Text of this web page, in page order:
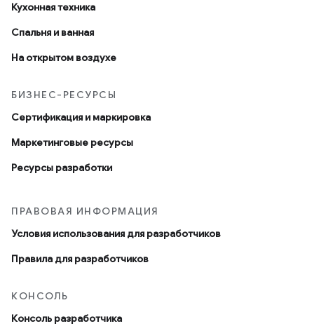
Кухонная техника
Спальня и ванная
На открытом воздухе
БИЗНЕС-РЕСУРСЫ
Сертификация и маркировка
Маркетинговые ресурсы
Ресурсы разработки
ПРАВОВАЯ ИНФОРМАЦИЯ
Условия использования для разработчиков
Правила для разработчиков
КОНСОЛЬ
Консоль разработчика